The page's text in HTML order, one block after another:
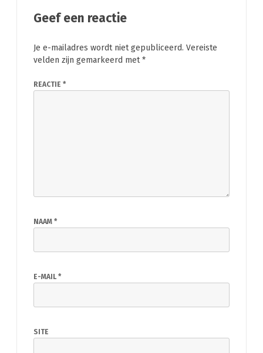
Geef een reactie
Je e-mailadres wordt niet gepubliceerd. Vereiste
velden zijn gemarkeerd met*
REACTIE *
NAAM *
E-MAIL *
SITE